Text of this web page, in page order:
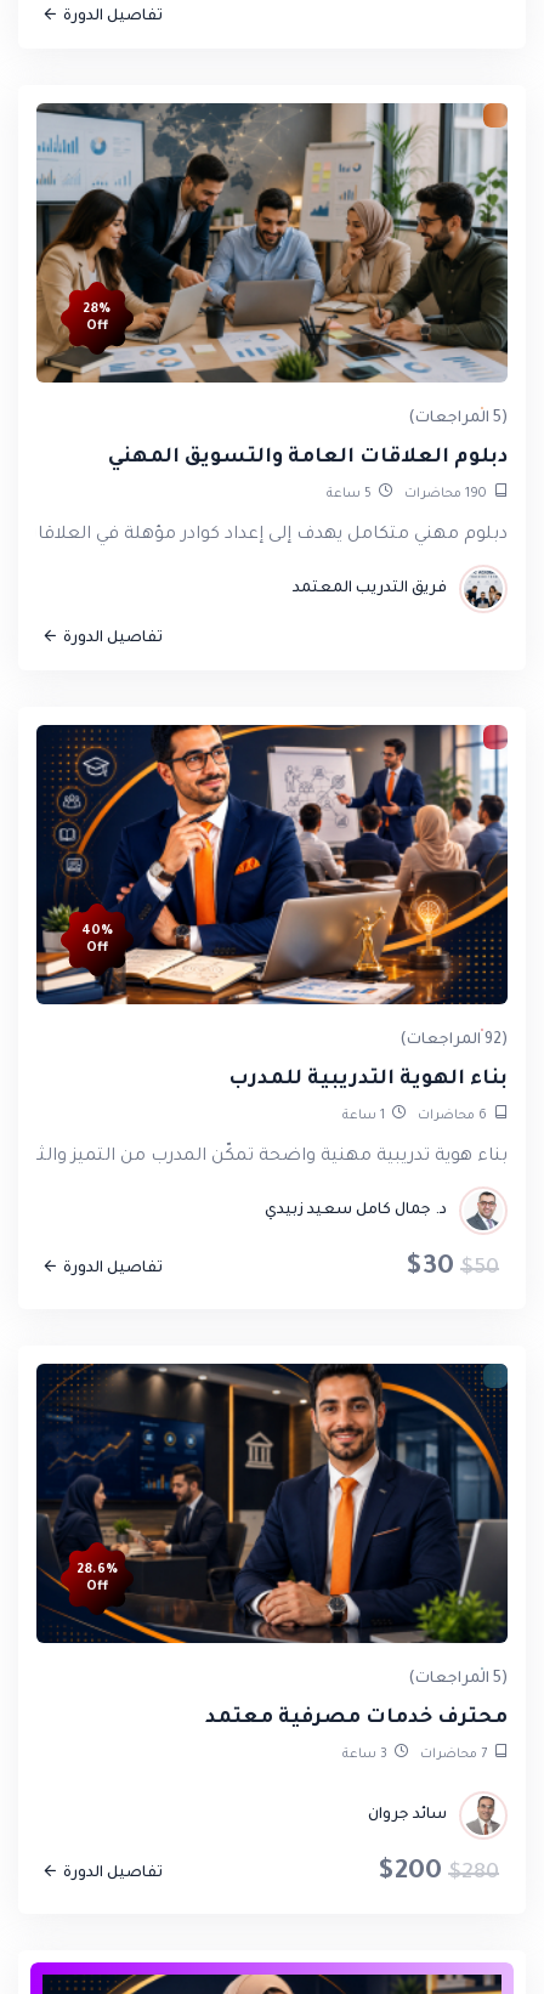
تفاصيل الدورة
28%
Off
(5 المراجعات)
دبلوم العلاقات العامة والتسويق المهني
190محاضرات 5 ساعة
دبلوم مهني متكامل يهدف إلى إعداد كوادر مؤهلة في العلاقات
فريق التدريب المعتمد
تفاصيل الدورة
40%
Off
(92 المراجعات)
بناء الهوية التدريبية للمدرب
6 محاضرات 1ساعة
بناء هوية تدريبية مهنية واضحة تمكّن المدرب من التميز
د. جمال كامل سعيد زبيدي
$30 $50 تفاصيل الدورة
28.6%
Off
(5 المراجعات)
محترف خدمات مصرفية معتمد
7 محاضرات 3 ساعة
سائد جروان
$200 $280 تفاصيل الدورة